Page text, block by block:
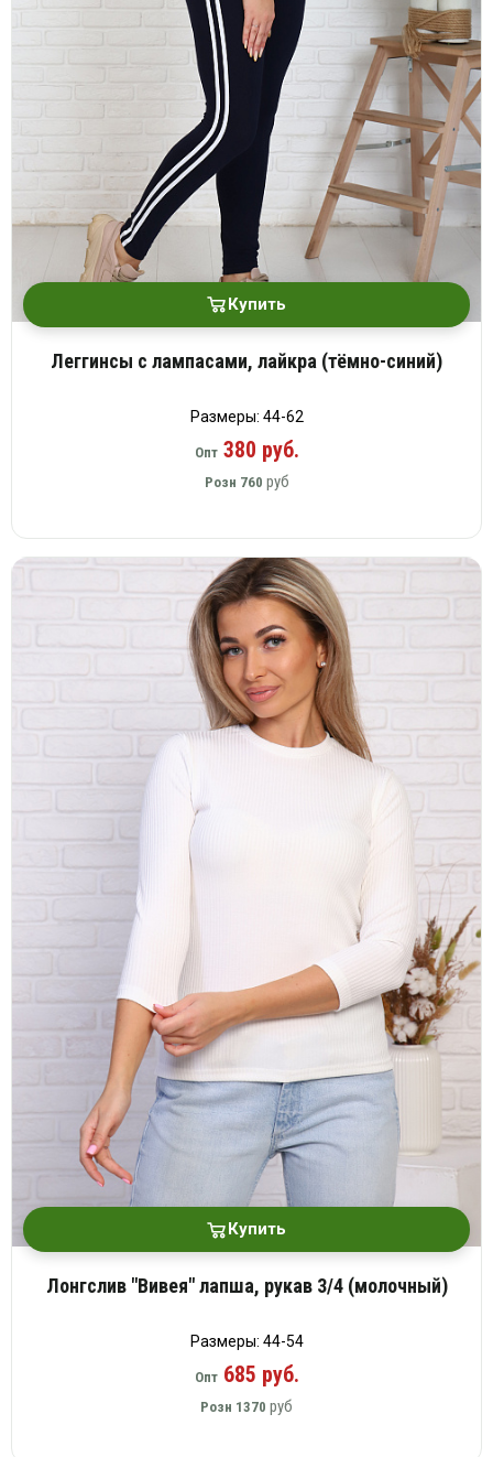
Купить
Леггинсы с лампасами, лайкра (тёмно-синий)
Размеры: 44-62
Опт380 руб.
Розн 760 руб
Купить
Лонгслив "Вивея" лапша, рукав 3/4 (молочный)
Размеры: 44-54
Опт685 руб.
Розн 1370 руб